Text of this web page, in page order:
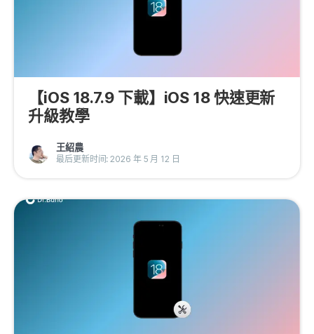
【iOS 18.7.9 下載】iOS 18 快速更新
升級教學
王紹農
最后更新时间: 2026 年 5 月 12 日